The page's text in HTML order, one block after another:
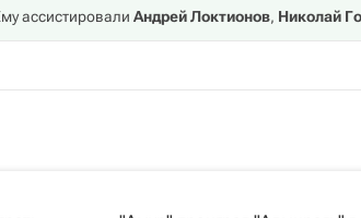
ассистировали Андрей Локтионов, Николай